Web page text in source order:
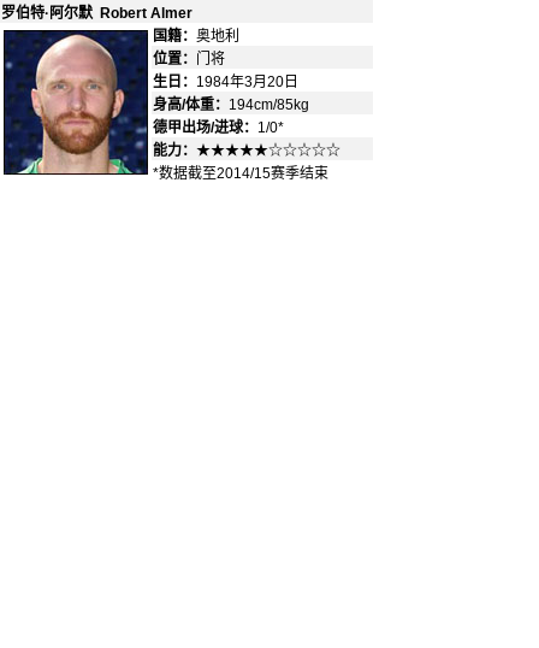
罗伯特·阿尔默 Robert Almer
国籍： 奥地利
位置： 门将
生日： 1984年3月20日
身高/体重： 194cm/85kg
德甲出场/进球： 1/0*
能力： ★★★★★☆☆☆☆☆
*数据截至2014/15赛季结束